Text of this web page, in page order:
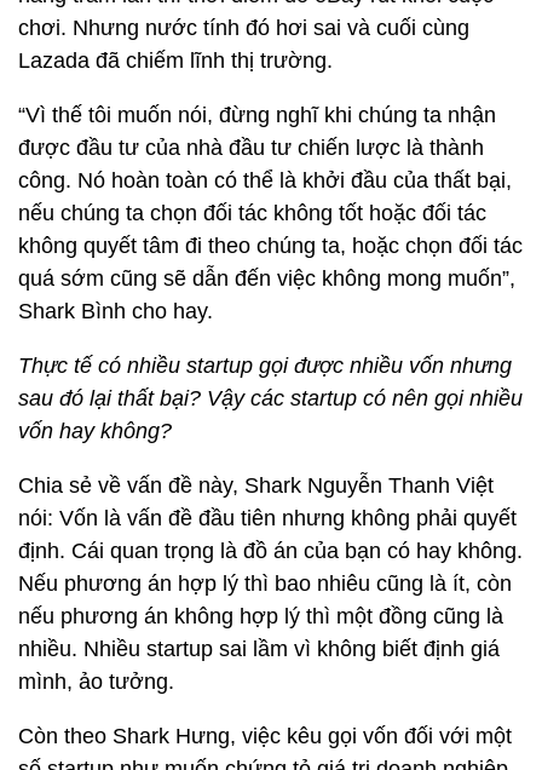
chơi. Nhưng nước tính đó hơi sai và cuối cùng
Lazada đã chiếm lĩnh thị trường.
“Vì thế tôi muốn nói, đừng nghĩ khi chúng ta nhận
được đầu tư của nhà đầu tư chiến lược là thành
công. Nó hoàn toàn có thể là khởi đầu của thất bại,
nếu chúng ta chọn đối tác không tốt hoặc đối tác
không quyết tâm đi theo chúng ta, hoặc chọn đối tác
quá sớm cũng sẽ dẫn đến việc không mong muốn”,
Shark Bình cho hay.
Thực tế có nhiều startup gọi được nhiều vốn nhưng
sau đó lại thất bại? Vậy các startup có nên gọi nhiều
vốn hay không?
Chia sẻ về vấn đề này, Shark Nguyễn Thanh Việt
nói: Vốn là vấn đề đầu tiên nhưng không phải quyết
định. Cái quan trọng là đồ án của bạn có hay không.
Nếu phương án hợp lý thì bao nhiêu cũng là ít, còn
nếu phương án không hợp lý thì một đồng cũng là
nhiều. Nhiều startup sai lầm vì không biết định giá
mình, ảo tưởng.
Còn theo Shark Hưng, việc kêu gọi vốn đối với một